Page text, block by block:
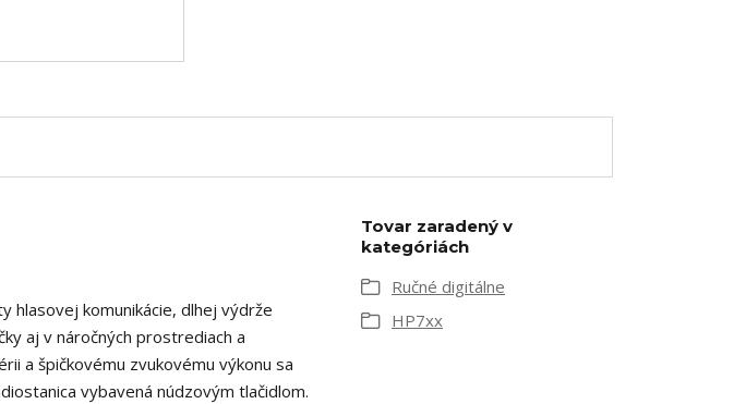
hlasovej komunikácie, dlhej výdrže
aj v náročných prostrediach a
a špičkovému zvukovému výkonu sa
vybavená núdzovým tlačidlom.
Tovar zaradený v
kategóriách
Ručné digitálne
HP7xx